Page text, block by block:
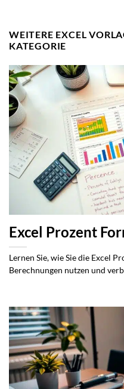
WEITERE EXCEL
KATEGORIE
Excel Prozent
Lernen Sie, wie Sie die Excel
Berechnungen nutzen und